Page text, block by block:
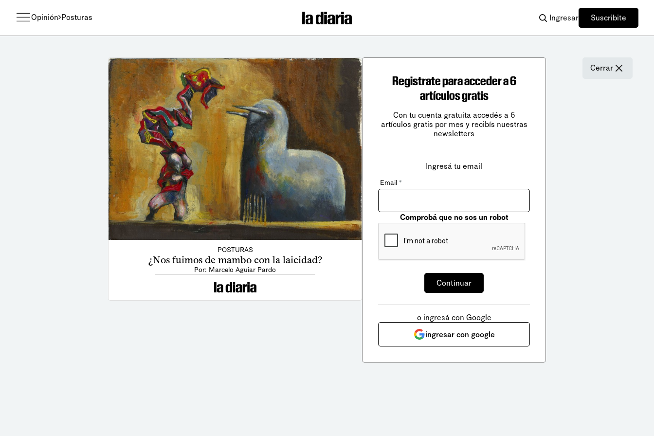
Opinión Posturas Ingresar Suscribite
POSTURAS
¿Nos fuimos de mambo con la laicidad?
Por: Marcelo Aguiar Pardo
Cerrar
Registrate para acceder a 6
artículos gratis
Con tu cuenta gratuita accedés a 6
artículos gratis por mes y recibís nuestras
newsletters
Ingresá tu email
Email *
Comprobá que no sos un robot
o ingresá con Google
ingresar con google